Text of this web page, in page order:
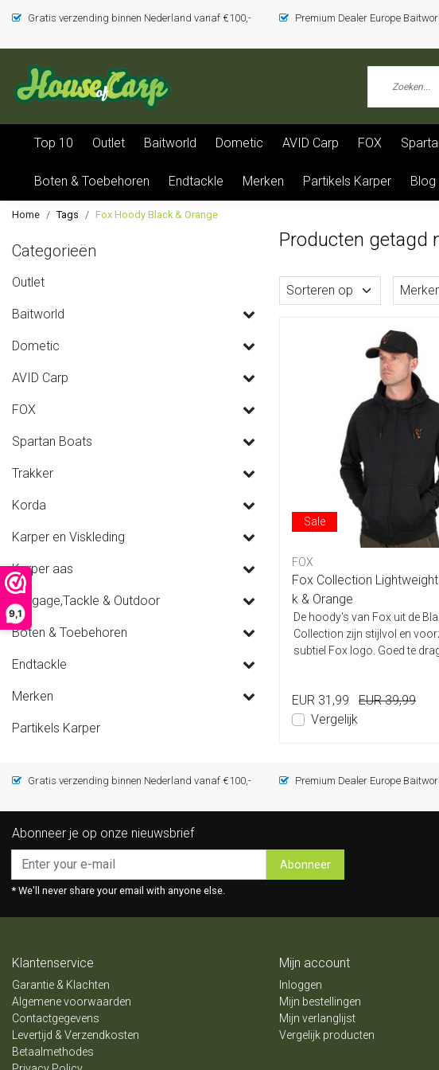
9,1
Gratis verzending binnen Nederland vanaf €100,- Premium Dealer Europe
Top 10 Outlet Baitworld Dometic AVID Carp FOX
Boten & Toebehoren Endtackle Merken Partikels Karper Blog
Home Tags Fox Hoody Black & Orange
Categorieën
Outlet
Baitworld
Dometic
AVID Carp
FOX
Spartan Boats
Trakker
Korda
Karper en Viskleding
Karper aas
Luggage,Tackle & Outdoor
Boten & Toebehoren
Endtackle
Merken
Partikels Karper
Producten getagd
Sorteren op
Sale
FOX
Fox Collection
k & Orange
De hoody's van Fox uit de
Collection zijn stijlvol en
subtiel Fox logo. Goed te
EUR 31,99
EUR 39,99
Vergelijk
Gratis verzending binnen Nederland vanaf €100,- Premium Dealer Europe
Abonneer je op onze nieuwsbrief
Abonneer
* We'll never share your email with anyone else.
Klantenservice
Garantie & Klachten
Algemene voorwaarden
Contactgegevens
Levertijd & Verzendkosten
Betaalmethodes
Mijn account
Inloggen
Mijn bestellingen
Mijn verlanglijst
Vergelijk producten